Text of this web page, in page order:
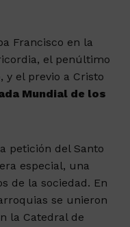
Francisco en la
el penúltimo
y el previo a Cristo
Mundial de los
petición del Santo
especial, una
de la sociedad. En
se unieron
la Catedral de